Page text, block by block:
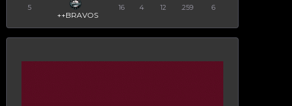
5
++BRAVOS
16 4 12 .259 6